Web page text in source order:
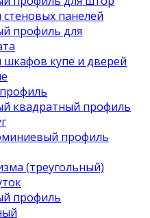
панелей
профиль для
купе и дверей
квадратный профиль
профиль
(треугольный)
профиль